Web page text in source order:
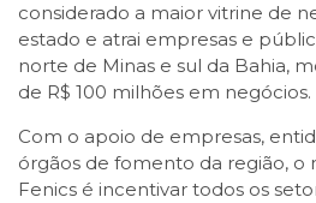
considerado a maior vitrine de
estado e atrai empresas e
norte de Minas e sul da Bahia,
de R$ 100 milhões em negócios.
Com o apoio de empresas,
órgãos de fomento da região, o
Fenics é incentivar todos os